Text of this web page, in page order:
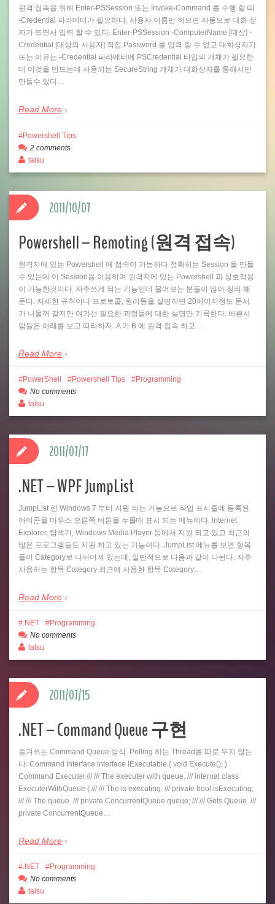
원격 접속을 위해 Enter-PSSession 또는 Invoke-Command 를 수행 할 때
-Credential 파라메터가 필요하다. 사용자 이름만 적으면 자동으로 대화 상
자가 뜨면서 입력 할 수 있다. Enter-PSSession -ComputerName [대상] -
Credential [대상의 사용자] 직접 Password 를 입력 할 수 없고 대화상자가
뜨는 이유는 -Credential 파라메터에 PSCredential 타입의 개체가 필요한
데 이것을 만드는데 사용되는 SecureString 개체가 대화상자를 통해서만
만들수 있다…
Read More
Powershell Tips
2 comments
talsu
Powershell – Remoting (원격 접속)
원격지에 있는 Powershell 에 접속이 가능하다 정확히는 Session 을 만들
수 있는데 이 Session을 이용하여 원격지에 있는 Powershell 과 상호작용
이 가능한것이다. 자주쓰게 되는 기능인데 물어보는 분들이 많아 정리 해
둔다. 자세한 규칙이나 프로토콜, 원리등을 설명하면 20페이지정도 문서
가 나올꺼 같지만 여기선 필요한 과정들에 대한 설명만 기록한다. 바쁜사
람들은 아래를 보고 따라하자. A 가 B 에 원격 접속 하고…
Read More
2011/10/07
PowerShell Powershell Tips
Programming
No comments
talsu
.NET – WPF JumpList
JumpList 란 Windows 7 부터 지원 되는 기능으로 작업 표시줄에 등록된
아이콘을 마우스 오른쪽 버튼을 누를때 표시 되는 메뉴이다. Internet
Explorer, 탐색기, Windows Media Player 등에서 지원 되고 있고 최근의
많은 프로그램들도 지원 하고 있는 기능이다. JumpList 메뉴를 보면 항목
들이 Category로 나뉘어져 있는데, 일반적으로 다음과 같이 나뉜다. 자주
사용하는 항목 Category 최근에 사용한 항목 Category…
Read More
2011/07/17
.NET
Programming
No comments
talsu
.NET – Command Queue 구현
즐겨쓰는 Command Queue 방식. Polling 하는 Thread를 따로 두지 않는
다. Command Interface interface IExecutable { void Execute(); }
Command Executer /// /// The executer with queue. /// internal class
ExecuterWithQueue { /// /// The is executing. /// private bool isExecuting;
/// /// The queue. /// private ConcurrentQueue queue; /// /// Gets Queue. ///
private ConcurrentQueue…
Read More
2011/07/15
.NET
Programming
No comments
talsu